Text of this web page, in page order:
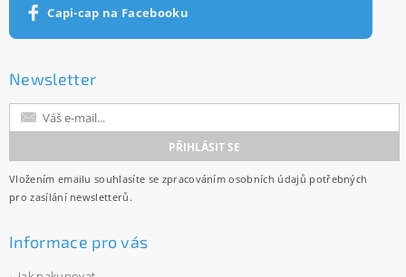
Capi-cap na Facebooku
Newsletter
Vložením emailu souhlasíte se zpracováním osobních údajů potřebných
pro zasílání newsletterů.
Informace pro vás